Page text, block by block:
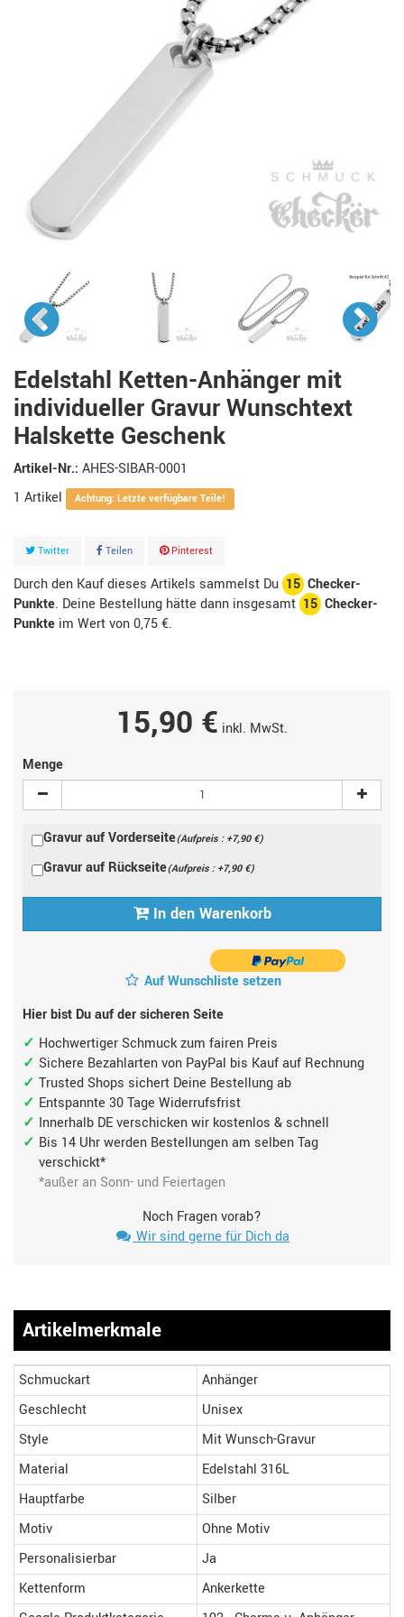
Edelstahl Ketten-Anhänger mit
individueller Gravur Wunschtext
Halskette Geschenk
Artikel-Nr.: AHES-SIBAR-0001
1 Artikel Achtung: Letzte verfügbare Teile!
Twitter Teilen Pinterest
Durch den Kauf dieses Artikels sammelst Du 15 Checker-
Punkte. Deine Bestellung hätte dann insgesamt 15 Checker-
Punkte im Wert von0,75 €.
15,90 € inkl. MwSt.
Menge
Gravur auf Vorderseite(Aufpreis : +7,90 €)
Gravur auf Rückseite(Aufpreis : +7,90 €)
In den Warenkorb
Auf Wunschliste setzen
Hier bist Du auf der sicheren Seite
Hochwertiger Schmuck zum fairen Preis
Sichere Bezahlarten von PayPal bis Kauf auf Rechnung
Trusted Shops sichert Deine Bestellung ab
Entspannte 30 Tage Widerrufsfrist
Innerhalb DE verschicken wir kostenlos & schnell
Bis 14 Uhr werden Bestellungen am selben Tag
verschickt*
*außer an Sonn- und Feiertagen
Noch Fragen vorab?
Wir sind gerne für Dich da
Artikelmerkmale
Schmuckart
Anhänger
Geschlecht
Unisex
Style
Mit Wunsch-Gravur
Material
Edelstahl 316L
Hauptfarbe
Silber
Motiv
Ohne Motiv
Personalisierbar
Ja
Kettenform
Ankerkette